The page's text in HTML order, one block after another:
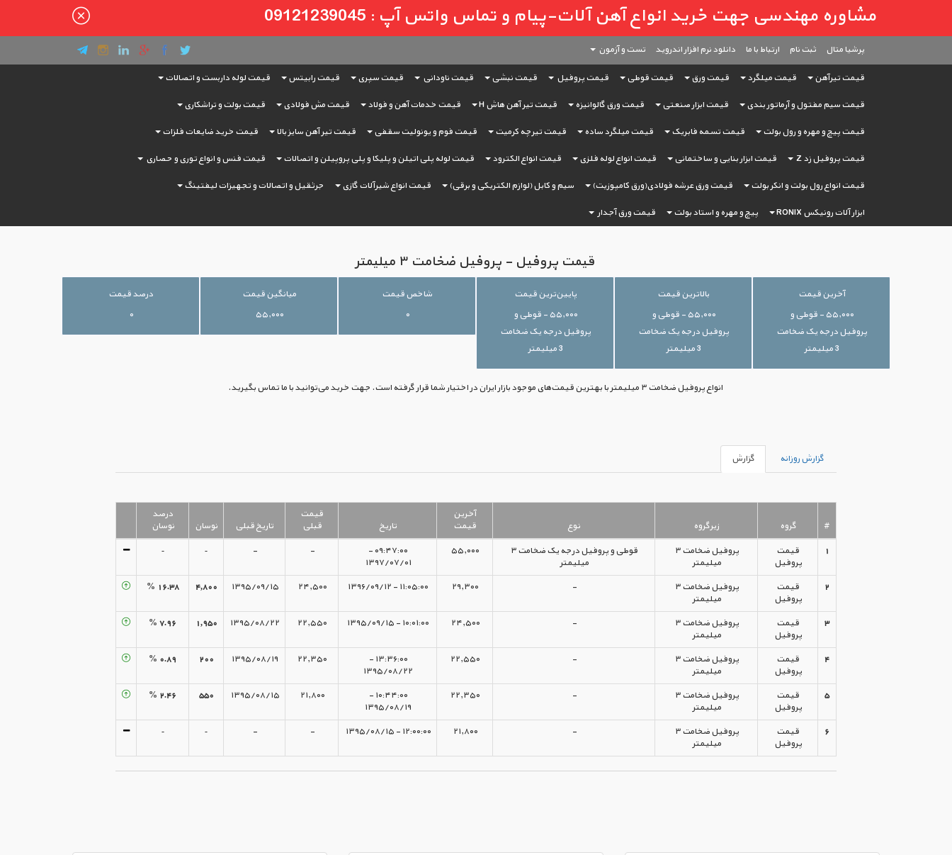
مشاوره مهندسی جهت خرید انواع آهن آلات-پیام و تماس واتس آپ : 09121239045
پرشیا متال ثبت ‌نام ارتباط با ما دانلود نرم افزار اندروید تست و آزمون
قیمت تیرآهن قیمت میلگرد قیمت ورق قیمت قوطی قیمت پروفیل قیمت نبشی قیمت ناودانی قیمت سپری قیمت رابیتس قیمت لوله داربست و اتصالات
قیمت سیم مفتول و آرماتور بندی قیمت ابزار صنعتی قیمت ورق گالوانیزه قیمت تیر آهن هاش H قیمت خدمات آهن و فولاد قیمت مش فولادی قیمت بولت و تراشکاری
قیمت پیچ و مهره و رول بولت قیمت تسمه فابریک قیمت میلگرد ساده قیمت تیرچه کرمیت قیمت فوم و یونولیت سقفی قیمت تیر آهن سایز بالا قیمت خرید ضایعات فلزات
قیمت پروفیل زد Z قیمت ابزار بنایی و ساختمانی قیمت انواع لوله فلزی قیمت انواع الکترود قیمت لوله پلی اتیلن و پلیکا و پلی پروپیلن و اتصالات قیمت فنس و انواع توری و حصاری
قیمت انواع رول بولت و انکر بولت قیمت ورق عرشه فولادی(ورق کامپوزیت) سیم و کابل (لوازم الکتریکی و برقی) قیمت انواع شیرآلات گازی جرثقیل و اتصالات و تجهیزات لیفتینگ
ابزار آلات رونیکس RONIX پیچ و مهره و استاد بولت قیمت ورق آجدار
قیمت پروفیل - پروفیل ضخامت ۳ میلیمتر
آخرین قیمت
۵۵,۰۰۰ - قوطی و
پروفیل درجه یک ضخامت
3 میلیمتر
بالاترین قیمت
۵۵,۰۰۰ - قوطی و
پروفیل درجه یک ضخامت
3 میلیمتر
پایین‌ترین قیمت
۵۵,۰۰۰ - قوطی و
پروفیل درجه یک ضخامت
3 میلیمتر
شاخص قیمت
۰
میانگین قیمت
۵۵,۰۰۰
درصد قیمت
۰
انواع پروفیل ضخامت ۳ میلیمتر با بهترین قیمت‌های موجود بازار ایران در اختیار شما قرار گرفته است. جهت خرید می‌توانید با ما تماس بگیرید.
گزارش روزانه گزارش
# گروه زیرگروه نوع
آخرین
قیمت
تاریخ
قیمت
قبلی
تاریخ قبلی نوسان
درصد
نوسان
1
قیمت
پروفیل
پروفیل ضخامت ۳
میلیمتر
قوطی و پروفیل درجه یک ضخامت ۳
میلیمتر
۵۵,۰۰۰
۰۹:۴۷:۰۰ -
۱۳۹۷/۰۷/۰۱
-
-
-
-
2
قیمت
پروفیل
پروفیل ضخامت ۳
میلیمتر
- ۲۹,۳۰۰ ۱۱:۰۵:۰۰ - ۱۳۹۶/۰۹/۱۲ ۲۴,۵۰۰ ۱۳۹۵/۰۹/۱۵ ۴,۸۰۰ ۱۶.۳۸ %
3
قیمت
پروفیل
پروفیل ضخامت ۳
میلیمتر
- ۲۴,۵۰۰ ۱۰:۰۱:۰۰ - ۱۳۹۵/۰۹/۱۵ ۲۲,۵۵۰ ۱۳۹۵/۰۸/۲۲ ۱,۹۵۰ ۷.۹۶ %
4
قیمت
پروفیل
پروفیل ضخامت ۳
میلیمتر
- ۲۲,۵۵۰
۱۳:۳۶:۰۰ -
۱۳۹۵/۰۸/۲۲
۲۲,۳۵۰ ۱۳۹۵/۰۸/۱۹ ۲۰۰ ۰.۸۹ %
5
قیمت
پروفیل
پروفیل ضخامت ۳
میلیمتر
- ۲۲,۳۵۰
۱۰:۴۴:۰۰ -
۱۳۹۵/۰۸/۱۹
۲۱,۸۰۰ ۱۳۹۵/۰۸/۱۵ ۵۵۰ ۲.۴۶ %
6
قیمت
پروفیل
پروفیل ضخامت ۳
میلیمتر
- ۲۱,۸۰۰ ۱۲:۰۰:۰۰ - ۱۳۹۵/۰۸/۱۵ -
-
-
-